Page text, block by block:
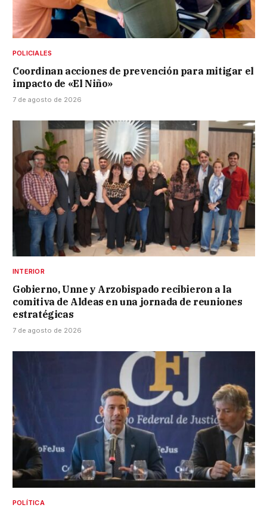
POLICIALES
Coordinan acciones de prevención para mitigar el
impacto de «El Niño»
7 de agosto de 2026
INTERIOR
Gobierno, Unne y Arzobispado recibieron a la
comitiva de Aldeas en una jornada de reuniones
estratégicas
7 de agosto de 2026
POLÍTICA